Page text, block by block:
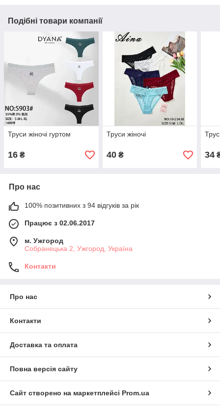
Подібні товари компанії
Труси жіночі гуртом
16 ₴
Труси жіночі
40₴ 34
Про нас
100% позитивних з 94 відгуків за рік
Працює з 02.06.2017
м. Ужгород
Собранецька 2, Ужгород, Україна
Контакти
Про нас
Контакти
Доставка та оплата
Повна версія сайту
Сайт створено на маркетплейсі Prom.ua